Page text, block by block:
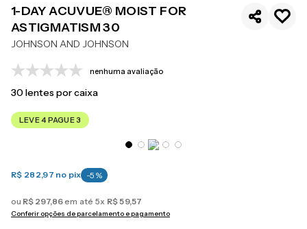
1-DAY ACUVUE® MOIST FOR
ASTIGMATISM 30
JOHNSON AND JOHNSON
nenhuma avaliação
30lentes por caixa
LEVE 4 PAGUE 3
R$ 282,97 no pix -5 %
ou R$ 297,86 em até 5x R$59,57
Conferir opções de parcelamento e pagamento